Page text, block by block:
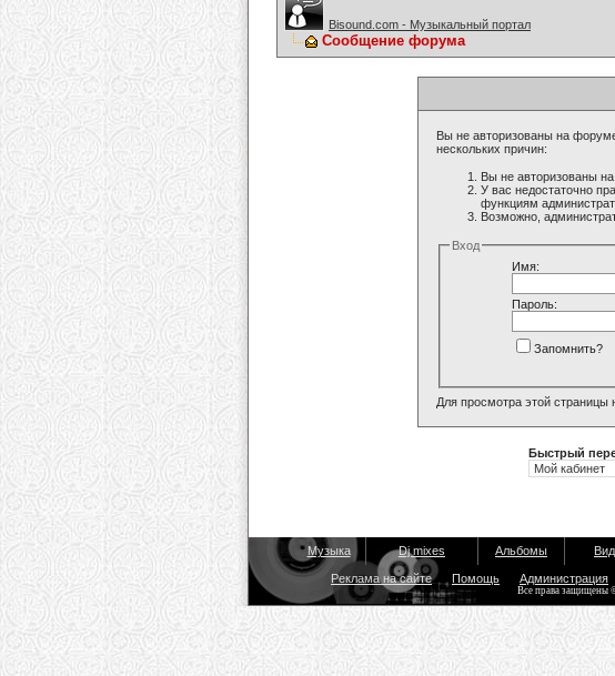
Bisound.com - Музыкальный портал
Сообщение форума
Вы не авторизованы на
нескольких причин:
Вы не авторизованы
У вас недостаточно
функциям
Возможно,
Вход
Имя:
Пароль:
Запомнить?
Для просмотра этой страницы
Быстрый
Музыка Dj mixes Альбомы
Реклама на сайте Помощь Администрация
Все права защищены